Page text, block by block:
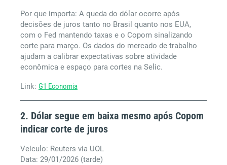
Por que importa: A queda do dólar ocorre após
decisões de juros tanto no Brasil quanto nos EUA,
com o Fed mantendo taxas e o Copom sinalizando
corte para março. Os dados do mercado de trabalho
ajudam a calibrar expectativas sobre atividade
econômica e espaço para cortes na Selic.
Link: G1 Economia
2. Dólar segue em baixa mesmo após Copom
indicar corte de juros
Veículo: Reuters via UOL
Data: 29/01/2026 (tarde)